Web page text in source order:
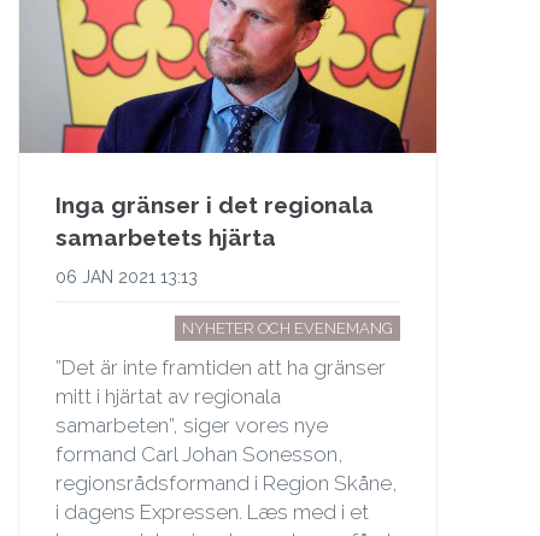
Inga gränser i det regionala
samarbetets hjärta
06 JAN 2021 13:13
NYHETER OCH EVENEMANG
”Det är inte framtiden att ha gränser
mitt i hjärtat av regionala
samarbeten”, siger vores nye
formand Carl Johan Sonesson,
regionsrådsformand i Region Skåne,
i dagens Expressen. Læs med i et